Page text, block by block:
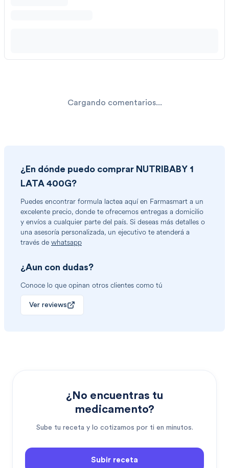
Cargando comentarios...
¿En dónde puedo comprar NUTRIBABY 1
LATA 400G?
Puedes encontrar formula lactea aquí en Farmasmart a un
excelente precio, donde te ofrecemos entregas a domicilio
y envíos a cualquier parte del país. Si deseas más detalles o
una asesoría personalizada, un ejecutivo te atenderá a
través de whatsapp
¿Aun con dudas?
Conoce lo que opinan otros clientes como tú
Ver reviews
¿No encuentras tu
medicamento?
Sube tu receta y lo cotizamos por ti en minutos.
Subir receta